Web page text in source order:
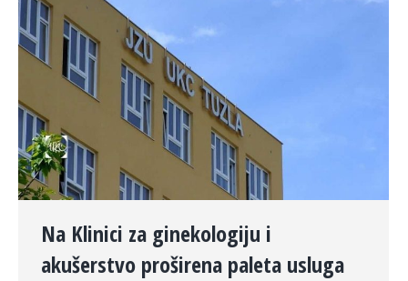
Na Klinici za ginekologiju i
akušerstvo proširena paleta usluga